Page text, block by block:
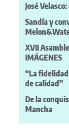
José
Sandía y
XVII
IMÁGENES
“La
de calidad”
De la
Mancha